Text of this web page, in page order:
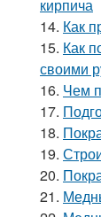
кирпича
14. Как
15. Как
своими
16. Чем
17.
18.
19.
20.
21.